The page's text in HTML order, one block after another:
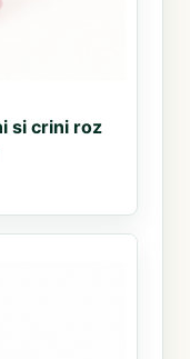
si crini roz